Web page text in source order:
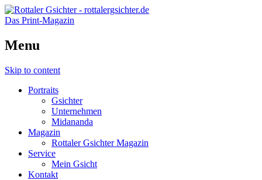
Das Print-Magazin
Menu
Skip to content
Portraits
Gsichter
Unternehmen
Midananda
Magazin
Rottaler Gsichter Magazin
Service
Mein Gsicht
Kontakt